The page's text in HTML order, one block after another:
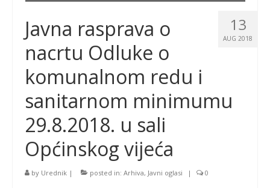
13
AUG 2018
Javna rasprava o
nacrtu Odluke o
komunalnom redu i
sanitarnom minimumu
29.8.2018. u sali
Općinskog vijeća
by Urednik | posted in: Arhiva, Javni oglasi | 0